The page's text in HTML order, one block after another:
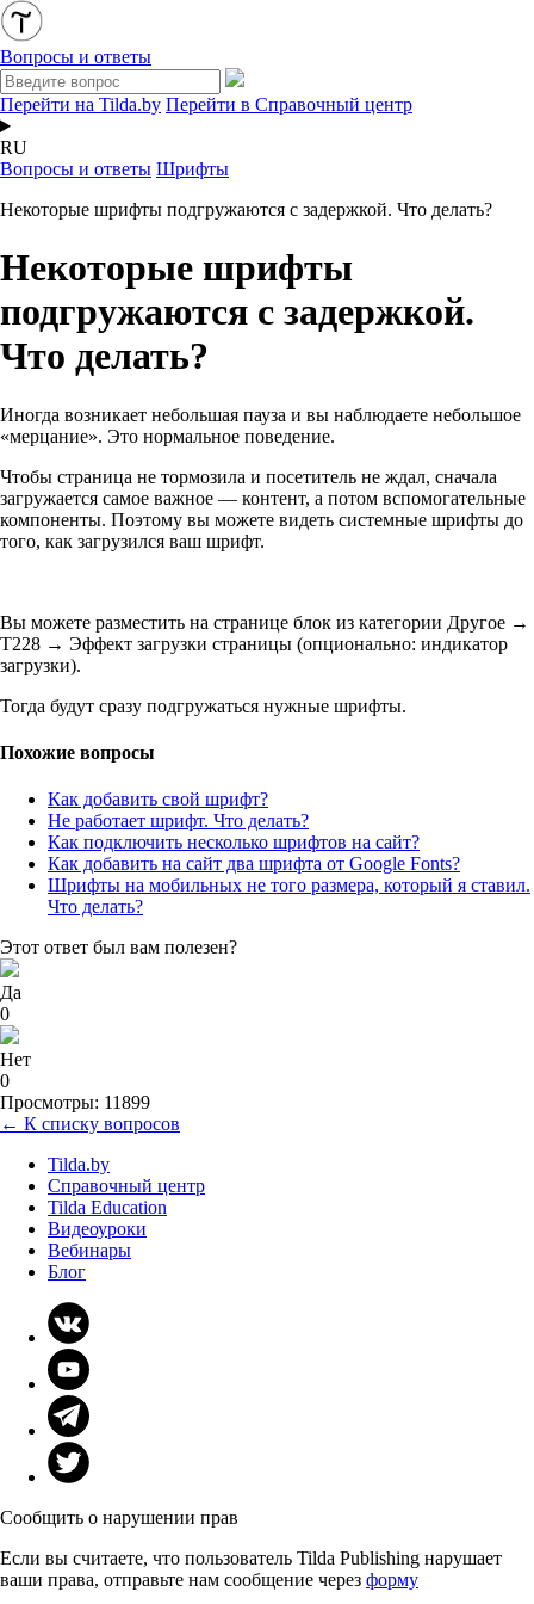
Вопросы и ответы
Перейти на Tilda.by Перейти в Справочный центр
RU
Вопросы и ответы Шрифты
Некоторые шрифты подгружаются с задержкой. Что делать?
Некоторые шрифты
подгружаются с задержкой.
Что делать?
Иногда возникает небольшая пауза и вы наблюдаете небольшое
«мерцание». Это нормальное поведение.
Чтобы страница не тормозила и посетитель не ждал, сначала
загружается самое важное — контент, а потом вспомогательные
компоненты. Поэтому вы можете видеть системные шрифты до
того, как загрузился ваш шрифт.
Вы можете разместить на странице блок из категории Другое →
T228 → Эффект загрузки страницы (опционально: индикатор
загрузки).
Тогда будут сразу подгружаться нужные шрифты.
Похожие вопросы
Как добавить свой шрифт?
Не работает шрифт. Что делать?
Как подключить несколько шрифтов на сайт?
Как добавить на сайт два шрифта от Google Fonts?
Шрифты на мобильных не того размера, который я ставил.
Что делать?
Этот ответ был вам полезен?
Да
0
Нет
0
Просмотры: 11899
← К списку вопросов
Tilda.by
Справочный центр
Tilda Education
Видеоуроки
Вебинары
Блог
Сообщить о нарушении прав
Если вы считаете, что пользователь Tilda Publishing нарушает
ваши права, отправьте нам сообщение через форму